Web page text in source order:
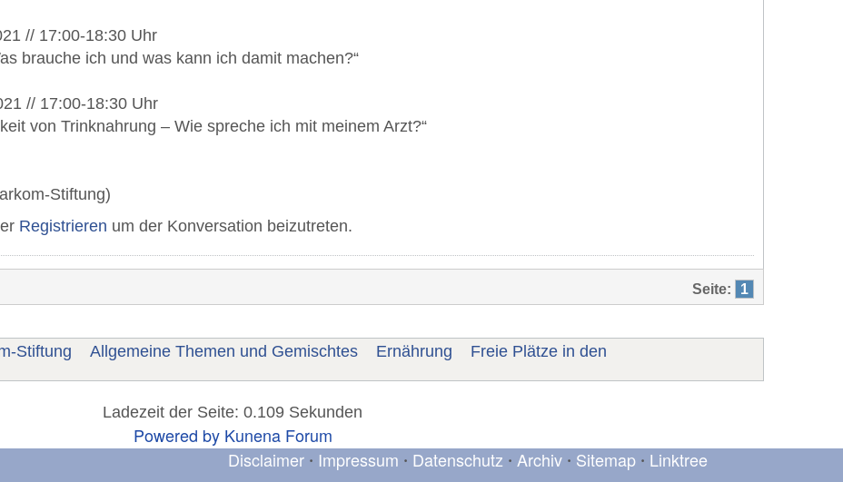
// 17:00-18:30 Uhr
brauche ich und was kann ich damit machen?“
// 17:00-18:30 Uhr
von Trinknahrung – Wie spreche ich mit meinem Arzt?“
Stiftung)
Registrieren um der Konversation beizutreten.
Seite: 1
Stiftung Allgemeine Themen und Gemischtes Ernährung
Freie Plätze in den
Ladezeit der Seite: 0.109 Sekunden
Powered by Kunena Forum
Disclaimer • Impressum • Datenschutz • Archiv • Sitemap • Linktree